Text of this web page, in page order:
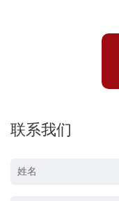
联系我们